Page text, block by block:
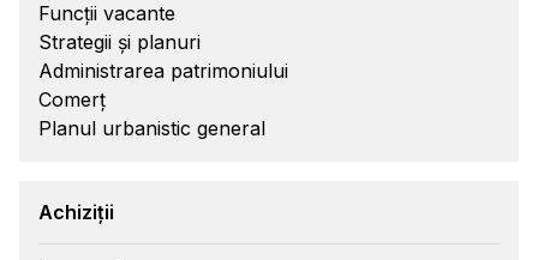
Funcții vacante
Strategii și planuri
Administrarea patrimoniului
Comerț
Planul urbanistic general
Achiziții